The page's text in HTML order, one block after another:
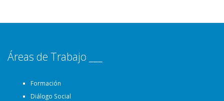
Áreas de Trabajo ___
Formación
Diálogo Social